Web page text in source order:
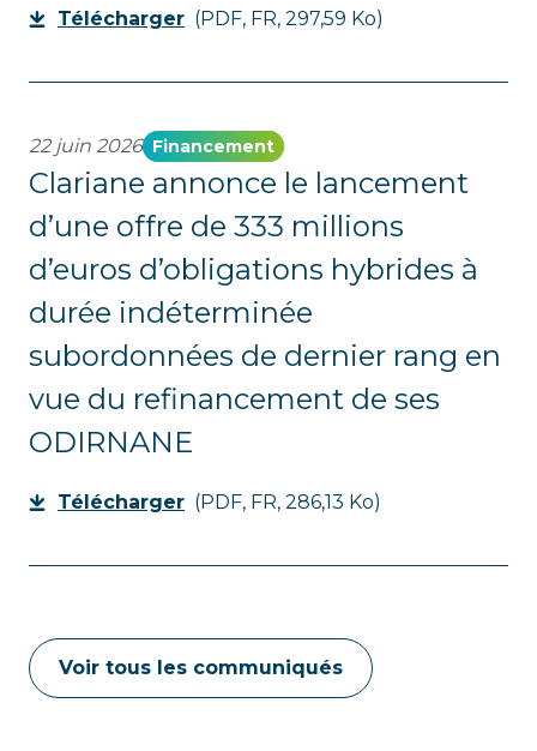
Télécharger (PDF, FR, 297,59 Ko)
22 juin 2026 Financement
Clariane annonce le lancement
d’une offre de 333 millions
d’euros d’obligations hybrides à
durée indéterminée
subordonnées de dernier rang en
vue du refinancement de ses
ODIRNANE
Télécharger (PDF, FR, 286,13 Ko)
Voir tous les communiqués